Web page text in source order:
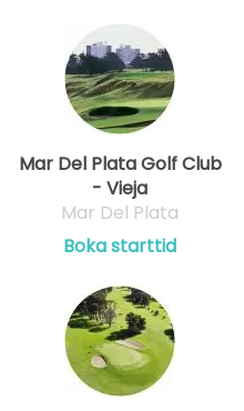
Mar Del Plata Golf Club
- Vieja
Mar Del Plata
Boka starttid